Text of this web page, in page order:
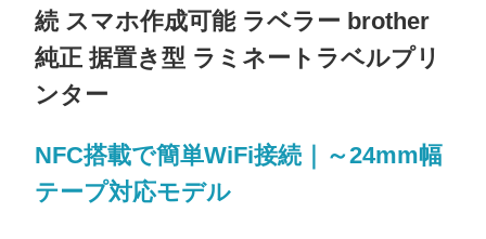
続 スマホ作成可能 ラベラー brother
純正 据置き型 ラミネートラベルプリ
ンター
NFC搭載で簡単WiFi接続｜～24mm幅
テープ対応モデル